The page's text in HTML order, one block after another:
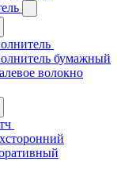
бумажный
волокно